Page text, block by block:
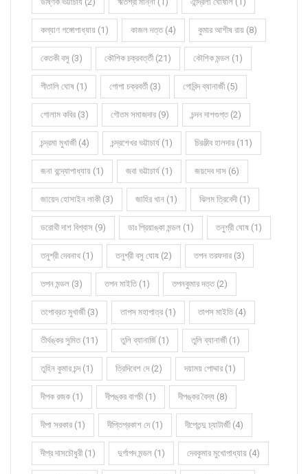
কল্যাণ গঙ্গোপাধ্যায় (1) কাজল দত্ত (4) কুমার আশীষ রায় (8)
কেতকী বসু (3) কৌশিক চক্রবর্ত্তী (21) কৌশিক মন্ডল (1)
গীতালি ঘোষ (1) গোপা চক্রবর্তী (3) গোবিন্দ ব্যানার্জী (5)
গোলাম কবির (3) গৌতম সমাজদার (9) চন্দন দাশগুপ্ত (2)
চন্দ্রমা মুখার্জী (4) চন্দ্রশেখর ভট্টাচার্য (1) চিরঞ্জীব হালদার (11)
জনা বন্দ্যোপাধ্যায় (1) জবা ভট্টাচার্য (1) জয়দেব দাস (6)
জায়েদ হোসাইন লাকী (3) জাহির খান (1) ঝিলম ত্রিবেদী (1)
ডরোথী দাশ বিশ্বাস (9) ডাঃ প্রিয়াঙ্কা মন্ডল (1) তনুশ্রী ঘোষ (1)
তনুশ্রী দেবনাথ (1) তনুশ্রী বসু ঘোষ (2) তপন তরফদার (3)
তপন মন্ডল (3) তপন মাইতি (1) তপনকুমার দত্ত (2)
তপোব্রত মুখার্জী (3) তাপস মহাপাত্র (1) তাপস মাইতি (4)
তীর্থঙ্কর সুমিত (11) তুলি ব্যানার্জি (1) তুলি ব্যানার্জী (1)
তুহিন কুমার চন্দ (1) ত্রিদিবেশ দে (2) দয়াময় পোদ্দার (1)
দীপক রজক (1) দীপঙ্কর বাগচী (1) দীপঙ্কর বৈদ্য (8)
দীপা সরকার (1) দীপ্তিপ্রকাশ দে (1) দীপ্তেন্দু চ্যাটার্জী (4)
দীপ্র দাসচৌধুরী (1) দুর্গাপদ মন্ডল (1) দেবকুমার মুখোপাধ্যায় (4)